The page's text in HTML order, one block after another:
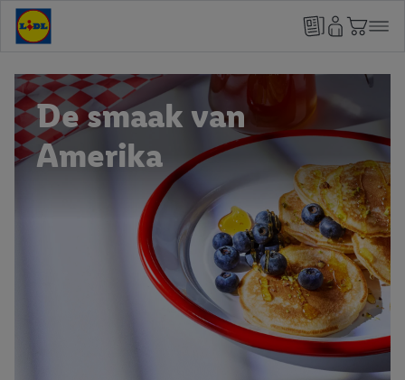
De smaak van
Amerika